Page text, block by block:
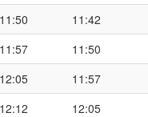
11:50 11:42
11:57 11:50
12:05 11:57
12:12 12:05